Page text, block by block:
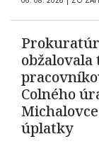
obžalovala
Colného
úplatky